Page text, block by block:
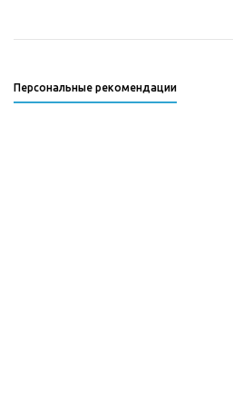
Персональные рекомендации